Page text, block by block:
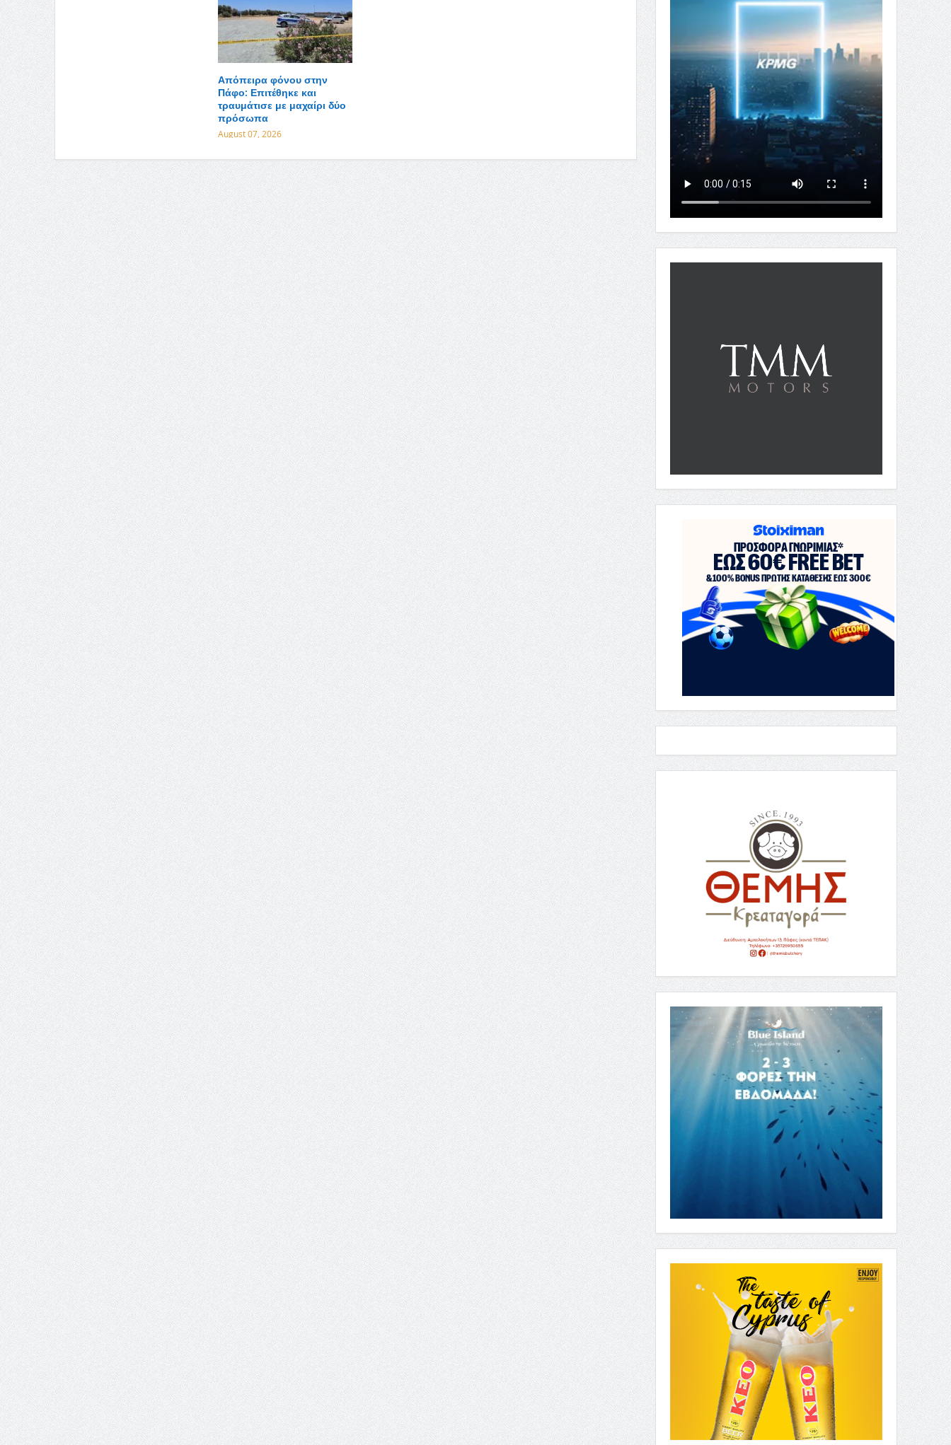
Απόπειρα φόνου στην
Πάφο: Επιτέθηκε και
τραυμάτισε με μαχαίρι δύο
πρόσωπα
August 07, 2026